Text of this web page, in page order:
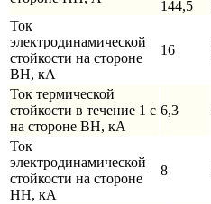
144,5
Ток
электродинамической
стойкости на стороне
ВН, кА
16
Ток термической
стойкости в течение 1 с
на стороне ВН, кА
6,3
Ток
электродинамической
стойкости на стороне
НН, кА
8